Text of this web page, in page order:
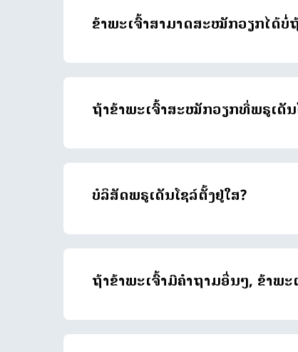
ຂ້າພະເຈົ້າສາມາດສະໝັກວຽກໄດ້
ຖ້າຂ້າພະເຈົ້າສະໝັກວຽກທີ່ພຣູເດັ
ບໍລິສັດພຣູເດັນໂຊລ໌ຕັ້ງຢູ່ໃສ?
ຖ້າຂ້າພະເຈົ້າມີຄຳຖາມອື່ນໆ, ຂ້າພະ